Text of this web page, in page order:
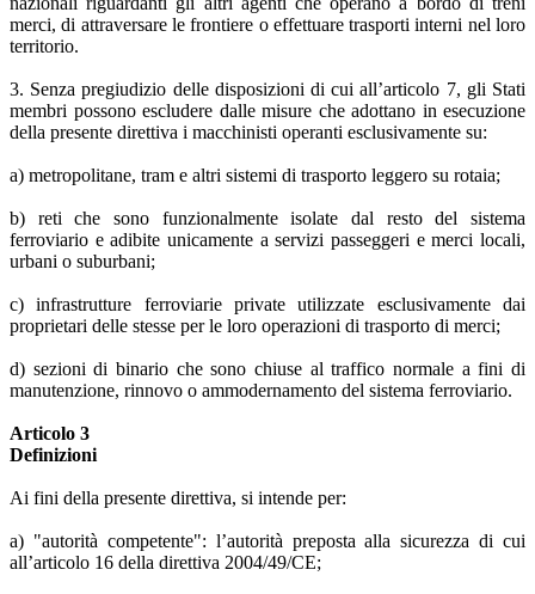
merci, di attraversare le frontiere o effettuare trasporti interni nel loro
territorio.
3. Senza pregiudizio delle disposizioni di cui all’articolo 7, gli Stati
membri possono escludere dalle misure che adottano in esecuzione
della presente direttiva i macchinisti operanti esclusivamente su:
a) metropolitane, tram e altri sistemi di trasporto leggero su rotaia;
b) reti che sono funzionalmente isolate dal resto del sistema
ferroviario e adibite unicamente a servizi passeggeri e merci locali,
urbani o suburbani;
c) infrastrutture ferroviarie private utilizzate esclusivamente dai
proprietari delle stesse per le loro operazioni di trasporto di merci;
d) sezioni di binario che sono chiuse al traffico normale a fini di
manutenzione, rinnovo o ammodernamento del sistema ferroviario.
Articolo 3
Definizioni
Ai fini della presente direttiva, si intende per:
a) "autorità competente": l’autorità preposta alla sicurezza di cui
all’articolo 16 della direttiva 2004/49/CE;